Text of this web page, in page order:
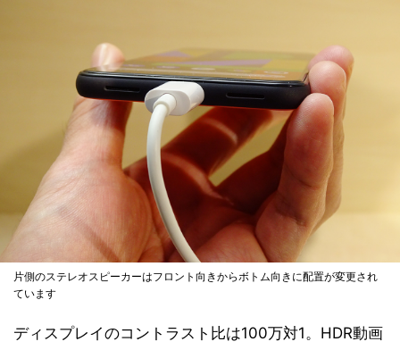
片側のステレオスピーカーはフロント向きからボトム向きに配置が変更され
ています
ディスプレイのコントラスト比は100万対1。HDR動画